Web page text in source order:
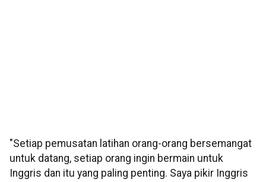
"Setiap pemusatan latihan orang-orang bersemangat
untuk datang, setiap orang ingin bermain untuk
Inggris dan itu yang paling penting. Saya pikir Inggris